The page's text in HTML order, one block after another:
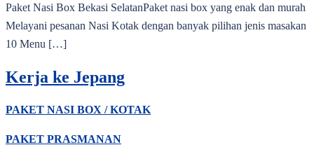
Paket Nasi Box Bekasi SelatanPaket nasi box yang enak dan murah
Melayani pesanan Nasi Kotak dengan banyak pilihan jenis masakan
10 Menu […]
Kerja ke Jepang
PAKET NASI BOX / KOTAK
PAKET PRASMANAN